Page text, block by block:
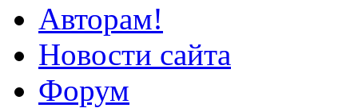
Авторам!
Новости сайта
Форум